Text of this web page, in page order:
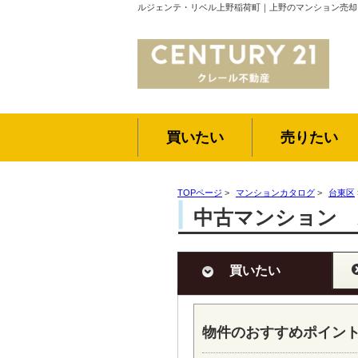
ルジェンテ・リベル上野稲荷町｜上野のマンション売
買いたい 売りたい
TOPページ > マンションカタログ > 台東区
中古マンション
買いたい
物件のおすすめポイン